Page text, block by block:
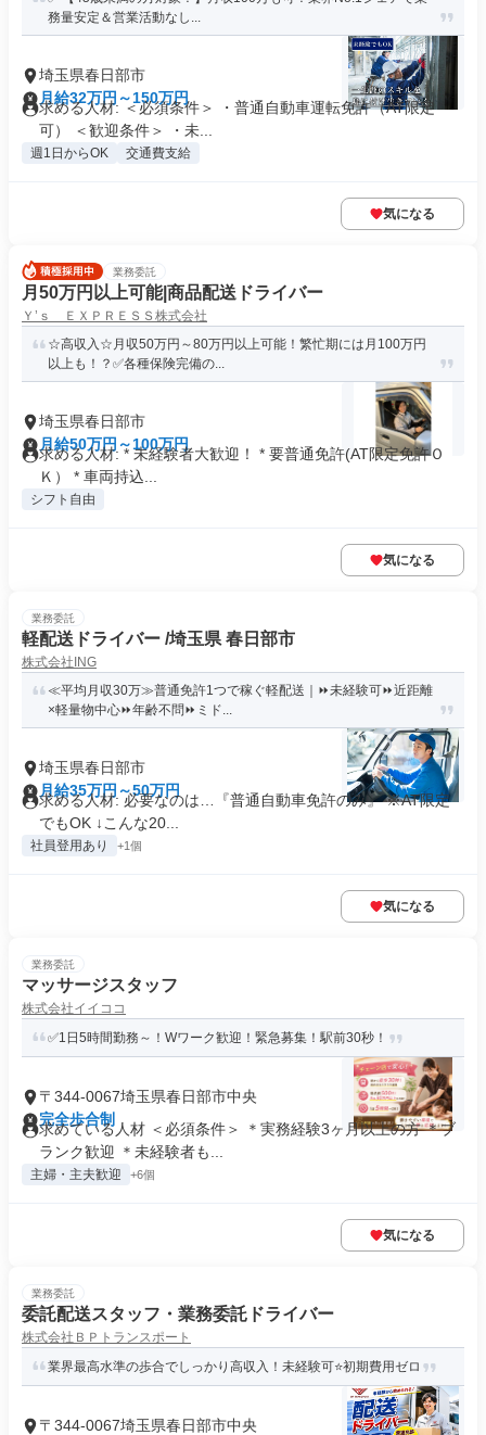
務量安定＆営業活動なし...
埼玉県春日部市
月給32万円～150万円
求める人材: ＜必須条件＞ ・普通自動車運転免許（AT限定
可） ＜歓迎条件＞ ・未...
週1日からOK 交通費支給
気になる
業務委託
月50万円以上可能|商品配送ドライバー
Ｙ’ｓ ＥＸＰＲＥＳＳ株式会社
☆高収入☆月収50万円～80万円以上可能！繁忙期には月100万円
以上も！？✅各種保険完備の...
埼玉県春日部市
月給50万円～100万円
求める人材: * 未経験者大歓迎！ * 要普通免許(AT限定免許Ｏ
Ｋ） * 車両持込...
シフト自由
気になる
業務委託
軽配送ドライバー /埼玉県 春日部市
株式会社ING
≪平均月収30万≫普通免許1つで稼ぐ軽配送｜⏩未経験可⏩近距離
×軽量物中心⏩年齢不問⏩ミド...
埼玉県春日部市
月給35万円～50万円
求める人材: 必要なのは…『普通自動車免許のみ』 ※AT限定
でもOK ↓こんな20...
社員登用あり +1個
気になる
業務委託
マッサージスタッフ
株式会社イイココ
✅1日5時間勤務～！Wワーク歓迎！緊急募集！駅前30秒！
〒344-0067埼玉県春日部市中央
完全歩合制
求めている人材 ＜必須条件＞ ＊実務経験3ヶ月以上の方 ＊ブ
ランク歓迎 ＊未経験者も...
主婦・主夫歓迎 +6個
気になる
業務委託
委託配送スタッフ・業務委託ドライバー
株式会社ＢＰトランスポート
業界最高水準の歩合でしっかり高収入！未経験可⭐️初期費用ゼロ
〒344-0067埼玉県春日部市中央